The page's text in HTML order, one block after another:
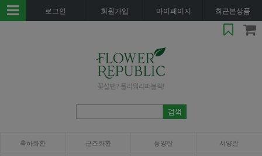
로그인 회원가입 마이페이지 최근본상품
축하화환 근조화환 동양란 서양란